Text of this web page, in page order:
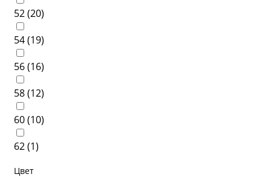
52 (20)
54 (19)
56 (16)
58 (12)
60 (10)
62 (1)
Цвет